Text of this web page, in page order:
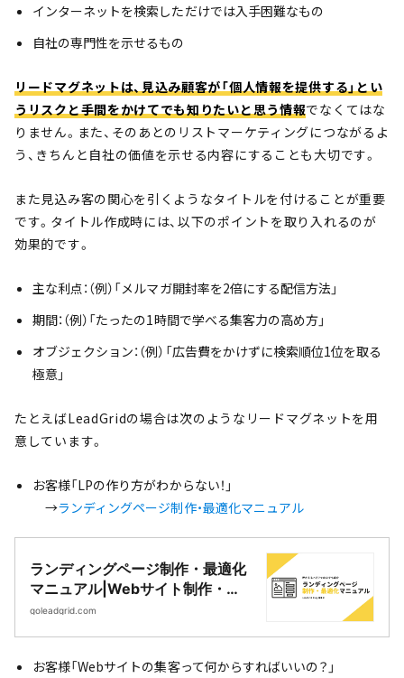
インターネットを検索しただけでは入手困難なもの
自社の専門性を示せるもの
リードマグネットは、見込み顧客が「個人情報を提供する」とい
うリスクと手間をかけてでも知りたいと思う情報でなくてはな
りません。また、そのあとのリストマーケティングにつながるよ
う、きちんと自社の価値を示せる内容にすることも大切です。
また見込み客の関心を引くようなタイトルを付けることが重要
です。タイトル作成時には、以下のポイントを取り入れるのが
効果的です。
主な利点：（例）「メルマガ開封率を2倍にする配信方法」
期間：（例）「たったの1時間で学べる集客力の高め方」
オブジェクション：（例）「広告費をかけずに検索順位1位を取る
極意」
たとえばLeadGridの場合は次のようなリードマグネットを用
意しています。
お客様「LPの作り方がわからない！」
→ランディングページ制作・最適化マニュアル
ランディングページ制作・最適化
マニュアル|Webサイト制作・
CMS開発｜LeadGrid
goleadgrid.com
お客様「Webサイトの集客って何からすればいいの？」